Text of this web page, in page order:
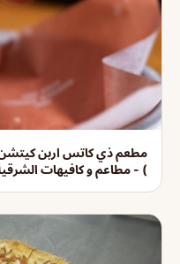
مطعم ذي كاتس اربن كيتشن
) - مطاعم و كافيهات